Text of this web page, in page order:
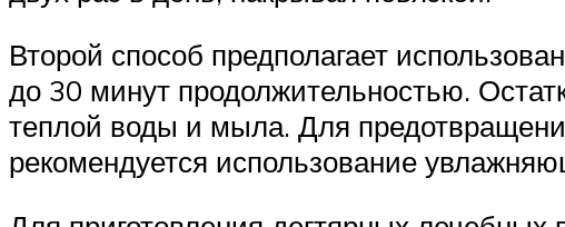
Второй способ предполагает
до 30 минут продолжительностью.
теплой воды и мыла. Для
рекомендуется использование